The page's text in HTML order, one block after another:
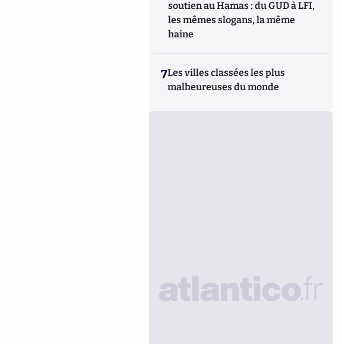
soutien au Hamas : du GUD à LFI,
les mêmes slogans, la même
haine
7Les villes classées les plus
malheureuses du monde